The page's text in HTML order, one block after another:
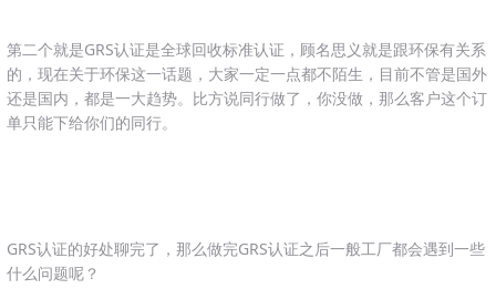
第二个就是GRS认证是全球回收标准认证，顾名思义就是跟环保有关系
的，现在关于环保这一话题，大家一定一点都不陌生，目前不管是国外
还是国内，都是一大趋势。比方说同行做了，你没做，那么客户这个订
单只能下给你们的同行。
GRS认证的好处聊完了，那么做完GRS认证之后一般工厂都会遇到一些
什么问题呢？